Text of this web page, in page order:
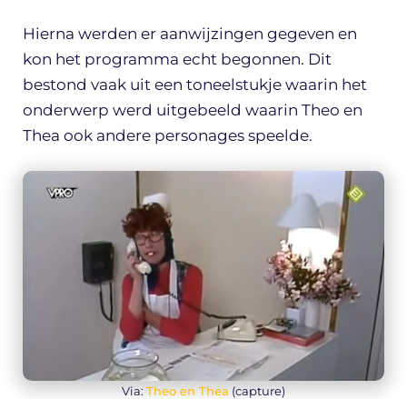
Hierna werden er aanwijzingen gegeven en
kon het programma echt begonnen. Dit
bestond vaak uit een toneelstukje waarin het
onderwerp werd uitgebeeld waarin Theo en
Thea ook andere personages speelde.
Via: Theo en Thea (capture)